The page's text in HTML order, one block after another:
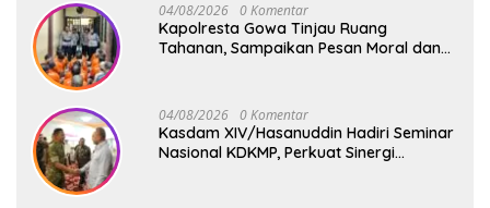
04/08/2026 0 Komentar
Kapolresta Gowa Tinjau Ruang
Tahanan, Sampaikan Pesan Moral dan
04/08/2026 0 Komentar
Kasdam XIV/Hasanuddin Hadiri Seminar
Nasional KDKMP, Perkuat Sinergi